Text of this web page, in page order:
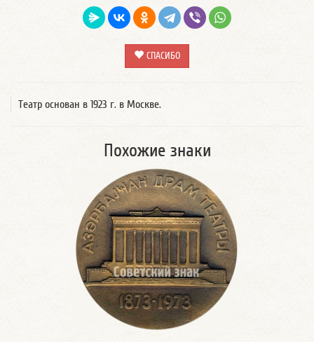
СПАСИБО
Театр основан в 1923 г. в Москве.
Похожие знаки